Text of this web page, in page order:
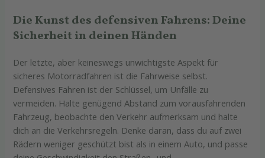
Die Kunst des defensiven Fahrens: Deine
Sicherheit in deinen Händen
Der letzte, aber keineswegs unwichtigste Aspekt für
sicheres Motorradfahren ist die Fahrweise selbst.
Defensives Fahren ist der Schlüssel, um Unfälle zu
vermeiden. Halte genügend Abstand zum vorausfahrenden
Fahrzeug, beobachte den Verkehr aufmerksam und halte
dich an die Verkehrsregeln. Denke daran, dass du auf zwei
Rädern weniger geschützt bist als in einem Auto, und passe